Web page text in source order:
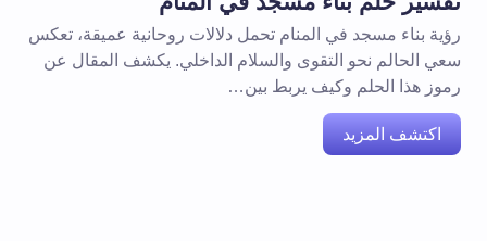
رؤية بناء مسجد في المنام تحمل دلالات روحانية عميقة، تعكس
سعي الحالم نحو التقوى والسلام الداخلي. يكشف المقال عن
رموز هذا الحلم وكيف يربط بين…
اكتشف المزيد